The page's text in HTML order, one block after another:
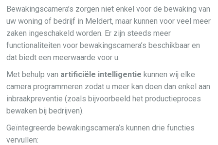
Bewakingscamera’s zorgen niet enkel voor de bewaking van
uw woning of bedrijf in Meldert, maar kunnen voor veel meer
zaken ingeschakeld worden. Er zijn steeds meer
functionaliteiten voor bewakingscamera’s beschikbaar en
dat biedt een meerwaarde voor u.
Met behulp van artificiële intelligentie kunnen wij elke
camera programmeren zodat u meer kan doen dan enkel aan
inbraakpreventie (zoals bijvoorbeeld het productieproces
bewaken bij bedrijven).
Geïntegreerde bewakingscamera’s kunnen drie functies
vervullen: